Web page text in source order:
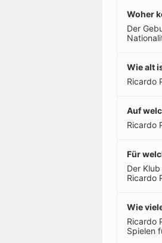
Woher
Der
Wie alt
Ricardo
Auf
Ricardo
Für
Der
Ricardo
Wie
Ricardo
Spielen